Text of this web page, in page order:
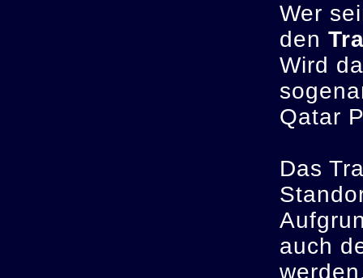
Wer
den
Wird
Qatar
Das
auch